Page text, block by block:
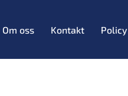
Om oss Kontakt Policy